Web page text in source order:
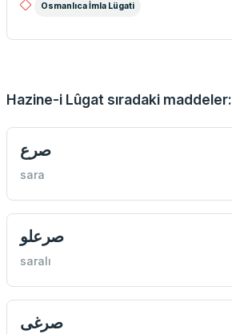
Osmanlıca İmla Lügati
Hazine-i Lûgat sıradaki maddeler:
صرع
sara
صرعلو
saralı
صرغی